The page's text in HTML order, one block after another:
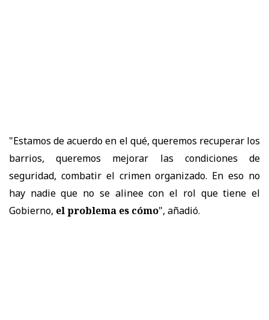
"Estamos de acuerdo en el qué, queremos recuperar los
barrios, queremos mejorar las condiciones de
seguridad, combatir el crimen organizado. En eso no
hay nadie que no se alinee con el rol que tiene el
Gobierno, el problema es cómo", añadió.